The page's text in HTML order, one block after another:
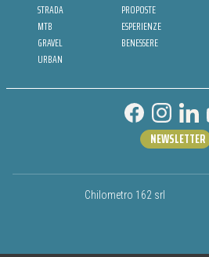
STRADA
MTB
GRAVEL
URBAN
PROPOSTE
ESPERIENZE
BENESSERE
Chilometro 162 srl
NEWSLETTER